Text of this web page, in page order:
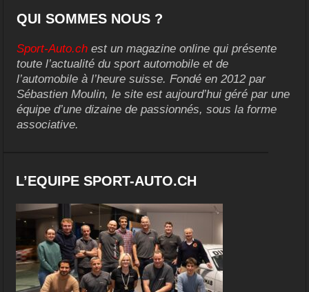
QUI SOMMES NOUS ?
Sport-Auto.ch est un magazine online qui présente
toute l’actualité du sport automobile et de
l’automobile à l’heure suisse. Fondé en 2012 par
Sébastien Moulin, le site est aujourd’hui géré par une
équipe d’une dizaine de passionnés, sous la forme
associative.
L’EQUIPE SPORT-AUTO.CH